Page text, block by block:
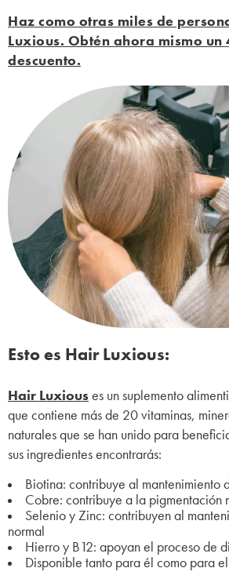
Haz como otras miles de
Luxious. Obtén ahora mismo un
descuento.
Esto es Hair Luxious:
Hair Luxiouses un suplemento
que contiene más de 20 vitaminas,
naturales que se han unido para
sus ingredientes encontrarás:
Biotina: contribuye al mantenimiento
Cobre: contribuye a la pigmentación
Selenio y Zinc: contribuyen al
normal
Hierro y B12: apoyan el proceso de
Disponible tanto para él como para